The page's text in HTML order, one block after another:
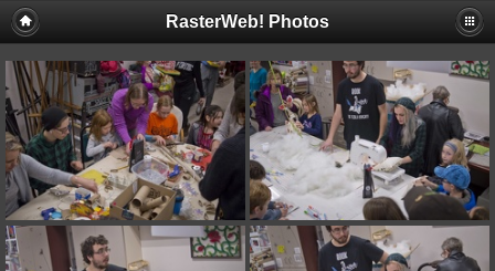
RasterWeb! Photos